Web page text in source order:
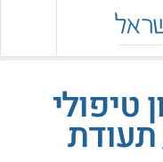
טיפולי
תעודת